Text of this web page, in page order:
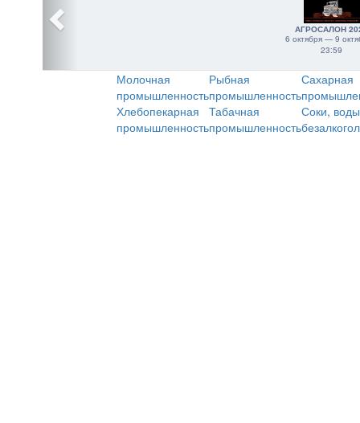
АГРОСАЛОН
6 октября — 9
23:59
Молочная
промышленность
Рыбная
промышленность
Сахарная
Хлебопекарная
промышленность
Табачная
промышленность
Соки,